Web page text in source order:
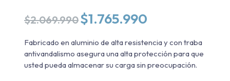
$2.069.990 El
precio
original
era:
$2.069.990.
$1.765.990
actual
es:
$1.765.990.
Fabricado en aluminio de alta resistencia y con traba
antivandalismo asegura una alta protección para que
usted pueda almacenar su carga sin preocupación.